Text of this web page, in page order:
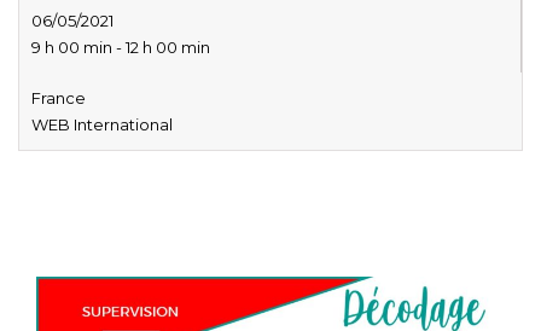
06/05/2021
9 h 00 min - 12 h 00 min
France
WEB International